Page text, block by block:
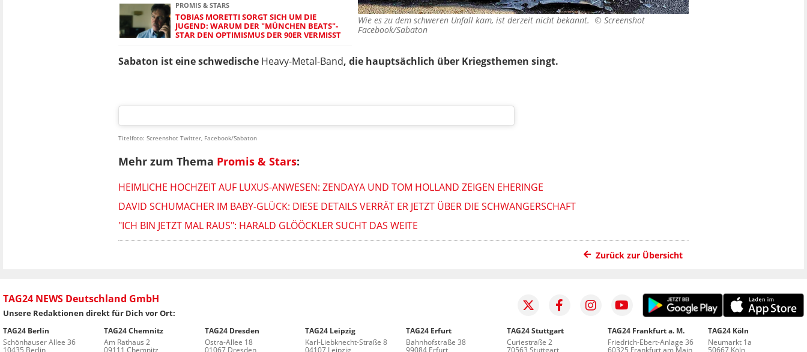
Wie es zu dem schweren Unfall kam, ist derzeit nicht bekannt. © Screenshot
Facebook/Sabaton
PROMIS & STARS
TOBIAS MORETTI SORGT SICH UM DIE
JUGEND: WARUM DER "MÜNCHEN BEATS"-
STAR DEN OPTIMISMUS DER 90ER VERMISST
Sabaton ist eine schwedische Heavy-Metal-Band, die hauptsächlich über Kriegsthemen singt.
Titelfoto: Screenshot Twitter, Facebook/Sabaton
Mehr zum Thema Promis & Stars:
HEIMLICHE HOCHZEIT AUF LUXUS-ANWESEN: ZENDAYA UND TOM HOLLAND ZEIGEN EHERINGE
DAVID SCHUMACHER IM BABY-GLÜCK: DIESE DETAILS VERRÄT ER JETZT ÜBER DIE SCHWANGERSCHAFT
"ICH BIN JETZT MAL RAUS": HARALD GLÖÖCKLER SUCHT DAS WEITE
Zurück zur Übersicht
TAG24 NEWS Deutschland GmbH
Unsere Redaktionen direkt für Dich vor Ort:
TAG24 Berlin
Schönhauser Allee 36
10435 Berlin
TAG24 Chemnitz
Am Rathaus 2
09111 Chemnitz
TAG24 Dresden
Ostra-Allee 18
01067 Dresden
TAG24 Leipzig
Karl-Liebknecht-Straße 8
04107 Leipzig
TAG24 Erfurt
Bahnhofstraße 38
99084 Erfurt
TAG24 Stuttgart
Curiestraße 2
70563 Stuttgart
TAG24 Frankfurt a. M.
Friedrich-Ebert-Anlage 36
60325 Frankfurt am Main
TAG24 Köln
Neumarkt 1a
50667 Köln